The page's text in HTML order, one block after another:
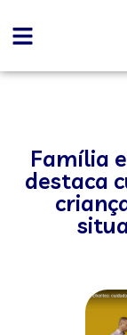
Família
destaca